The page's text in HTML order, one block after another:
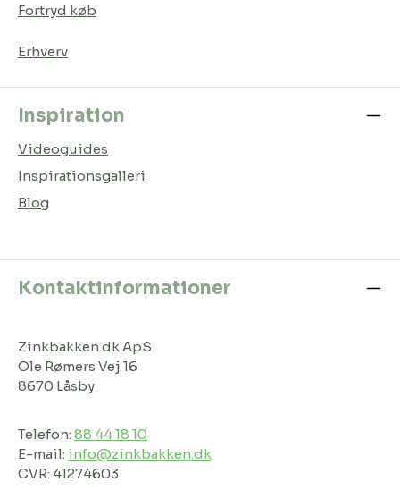
Fortryd køb
Erhverv
Inspiration
Videoguides
Inspirationsgalleri
Blog
Kontaktinformationer
Zinkbakken.dk ApS
Ole Rømers Vej 16
8670 Låsby
Telefon: 88 44 18 10
E-mail: info@zinkbakken.dk
CVR: 41274603